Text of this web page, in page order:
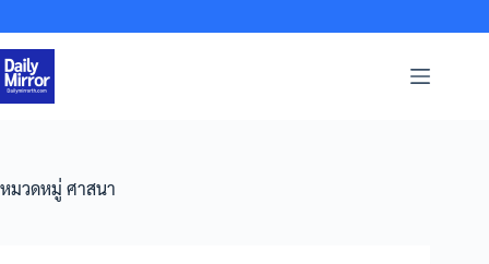
to
content
หมวดหมู่ ศาสนา